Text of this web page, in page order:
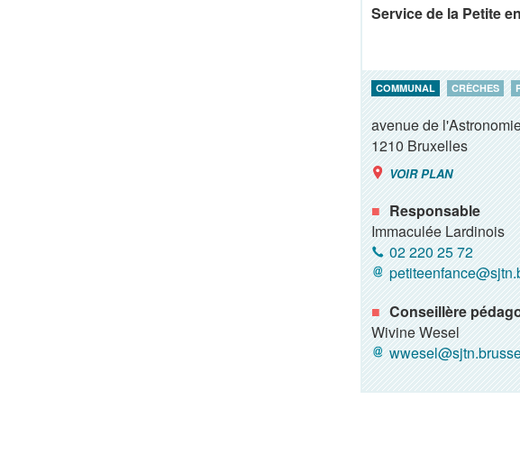
Service de la Petite
COMMUNAL CRÈCHES
avenue de
1210Bruxelles
VOIR PLAN
Responsable
Immaculée Lardinois
02 220 25 72
Conseillère
Wivine Wesel